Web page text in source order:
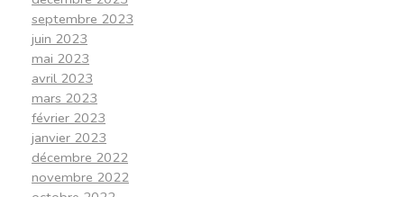
septembre 2023
juin 2023
mai 2023
avril 2023
mars 2023
février 2023
janvier 2023
décembre 2022
novembre 2022